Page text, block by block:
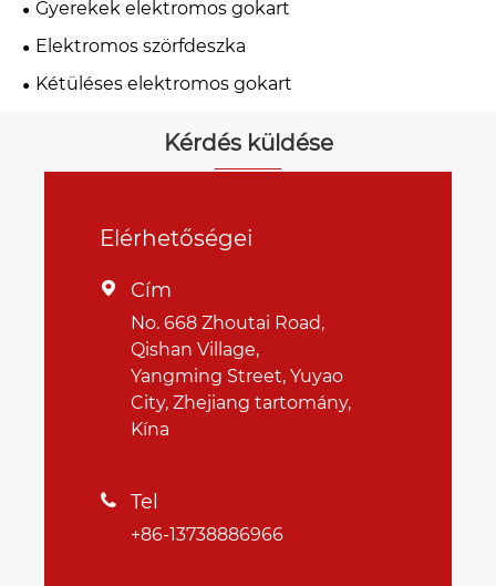
Gyerekek elektromos gokart
Elektromos szörfdeszka
Kétüléses elektromos gokart
Kérdés küldése
Elérhetőségei
 Cím
No. 668 Zhoutai Road,
Qishan Village,
Yangming Street, Yuyao
City, Zhejiang tartomány,
Kína
 Tel
+86-13738886966